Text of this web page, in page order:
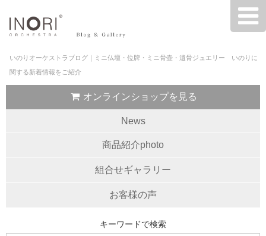
いのりオーケストラブログ｜ミニ仏壇・位牌・ミニ骨壷・遺骨ジュエリー いのりに
関する新着情報をご紹介
オンラインショップを見る
News
商品紹介photo
組合せギャラリー
お客様の声
キーワードで検索